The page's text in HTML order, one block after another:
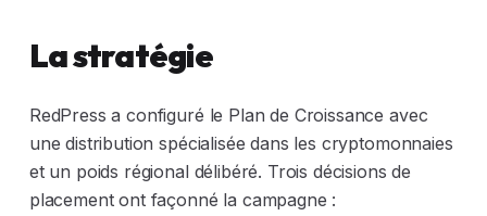
La stratégie
RedPress a configuré le Plan de Croissance avec
une distribution spécialisée dans les cryptomonnaies
et un poids régional délibéré. Trois décisions de
placement ont façonné la campagne :